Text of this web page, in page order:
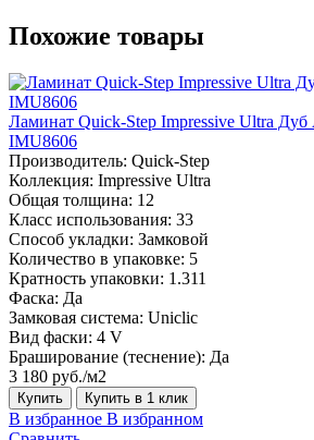
Похожие товары
Ламинат Quick-Step Impressive Ultra Дуб
IMU8606
Производитель: Quick-Step
Коллекция: Impressive Ultra
Общая толщина: 12
Класс использования: 33
Способ укладки: Замковой
Количество в упаковке: 5
Кратность упаковки: 1.311
Фаска: Да
Замковая система: Uniclic
Вид фаски: 4 V
Браширование (теснение): Да
3 180 руб./м2
Купить Купить в 1 клик
В избранное В избранном